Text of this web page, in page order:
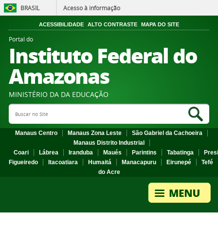
BRASIL Acesso à informação
ACESSIBILIDADE ALTO CONTRASTE MAPA DO SITE
Portal do
Instituto Federal do
Amazonas
MINISTÉRIO DA DA EDUCAÇÃO
Search Site
Manaus Centro Manaus Zona Leste
São Gabriel da Cachoeira
Manaus Distrito Industrial
Coari
Lábrea Iranduba Maués Parintins Tabatinga
Figueiredo
Itacoatiara Humaitá Manacapuru Eirunepé
Tefé
do Acre